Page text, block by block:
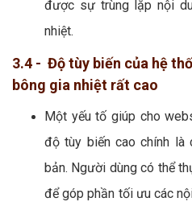
được sự trùng lặp nội
nhiệt.
3.4 - Độ tùy biến của hệ
bông gia nhiệt rất cao
Một yếu tố giúp cho
độ tùy biến cao chính là
bản. Người dùng có thể
để góp phần tối ưu các